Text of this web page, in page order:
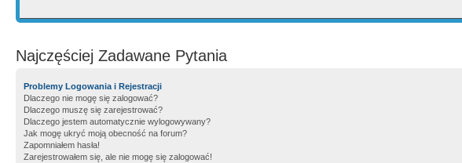
Najczęściej Zadawane Pytania
Problemy Logowania i Rejestracji
Dlaczego nie mogę się zalogować?
Dlaczego muszę się zarejestrować?
Dlaczego jestem automatycznie wylogowywany?
Jak mogę ukryć moją obecność na forum?
Zapomniałem hasła!
Zarejestrowałem się, ale nie mogę się zalogować!